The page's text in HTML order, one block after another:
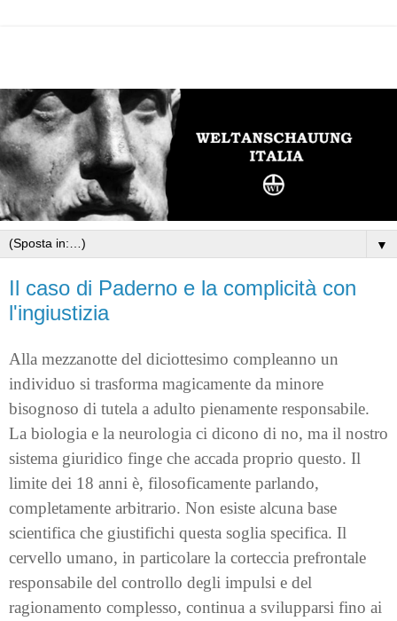
▼
Il caso di Paderno e la complicità con
l'ingiustizia
Alla mezzanotte del diciottesimo compleanno un
individuo si trasforma magicamente da minore
bisognoso di tutela a adulto pienamente responsabile.
La biologia e la neurologia ci dicono di no, ma il nostro
sistema giuridico finge che accada proprio questo. Il
limite dei 18 anni è, filosoficamente parlando,
completamente arbitrario. Non esiste alcuna base
scientifica che giustifichi questa soglia specifica. Il
cervello umano, in particolare la corteccia prefrontale
responsabile del controllo degli impulsi e del
ragionamento complesso, continua a svilupparsi fino ai